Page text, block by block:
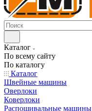
Каталог
По всему сайту
По каталогу
Каталог
Швейные машины
Оверлоки
Коверлоки
Распошивальные машины